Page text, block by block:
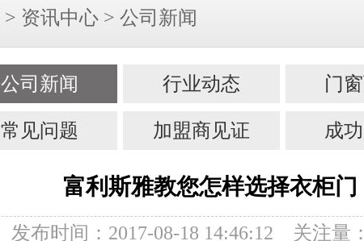
> 资讯中心 > 公司新闻
公司新闻 行业动态 门
常见问题 加盟商见证 成
富利斯雅教您怎样选择衣柜门
发布时间：2017-08-18 14:46:12 关注量